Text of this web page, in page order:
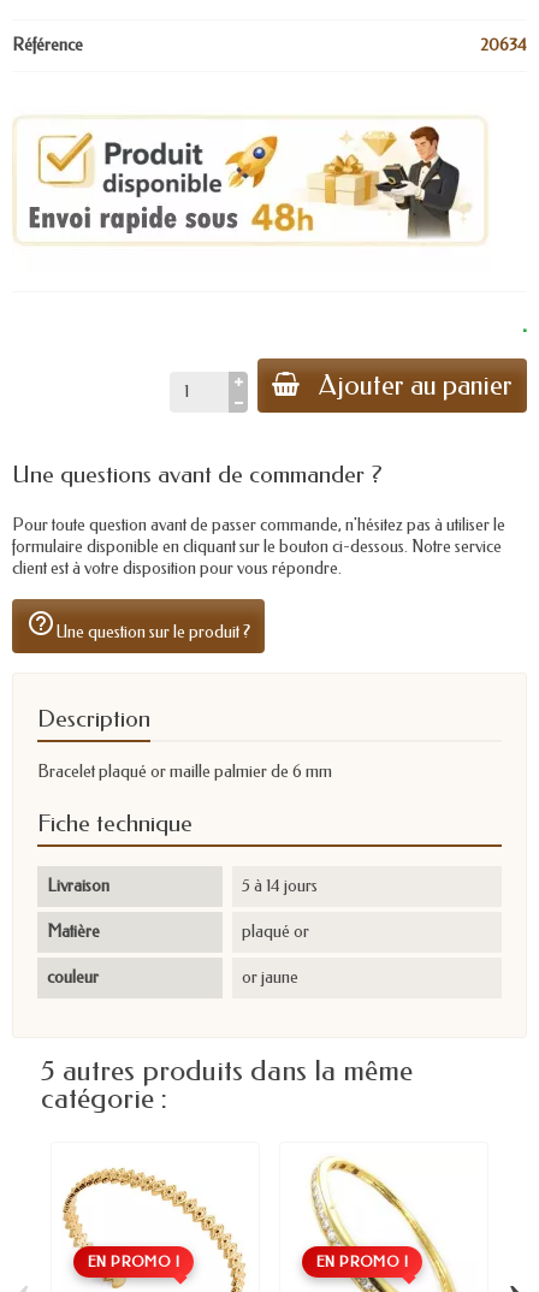
Référence 20634
.
Ajouter au panier
Une questions avant de commander ?
Pour toute question avant de passer commande, n'hésitez pas à utiliser le
formulaire disponible en cliquant sur le bouton ci-dessous. Notre service
client est à votre disposition pour vous répondre.
help_outlineUne question sur le produit ?
Description
Bracelet plaqué or maille palmier de 6 mm
Fiche technique
Livraison 5 à 14 jours
Matière plaqué or
couleur or jaune
5 autres produits dans la même
catégorie :
EN PROMO ! EN PROMO !